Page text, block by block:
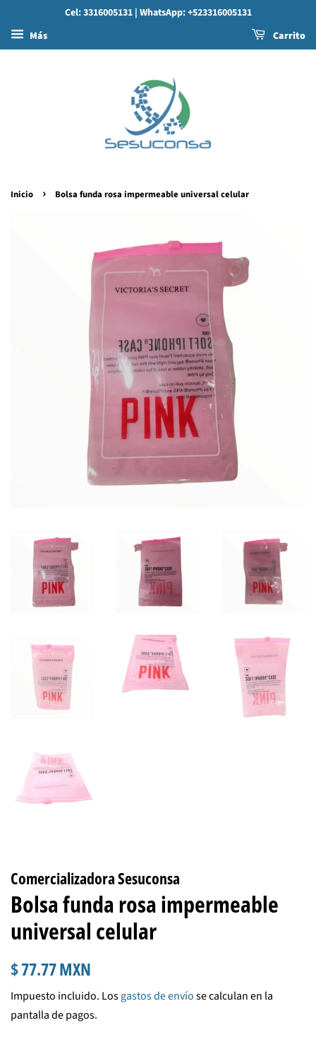
Cel: 3316005131 | WhatsApp: +523316005131
Más
Carrito
Inicio › Bolsa funda rosa impermeable universal celular
Comercializadora Sesuconsa
Bolsa funda rosa impermeable
universal celular
Precio
$ 77.77 MXN
venta
Impuesto incluido. Losgastos de envíose calculan en la
pantalla de pagos.